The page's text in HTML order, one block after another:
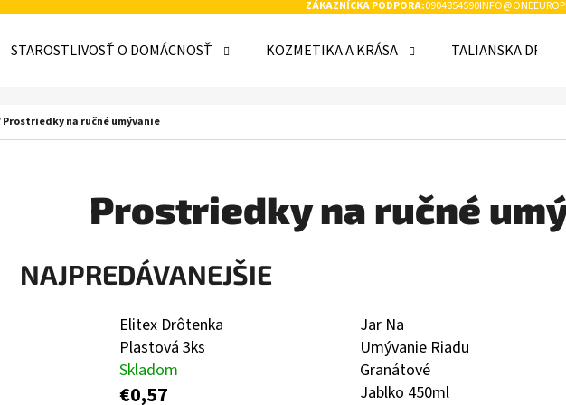
ZÁKAZNÍCKA PODPORA:0904854590
STAROSTLIVOSŤ O DOMÁCNOSŤ KOZMETIKA A KRÁSA TALIANSKA
Prostriedky na ručné umývanie
Prostriedky na ručné
NAJPREDÁVANEJŠIE
Elitex Drôtenka
Plastová 3ks
Skladom
€0,57
Jar Na
Umývanie Riadu
Granátové
Jablko 450ml
POTREBUJETE NÁJSŤ?
ODPORÚČAME